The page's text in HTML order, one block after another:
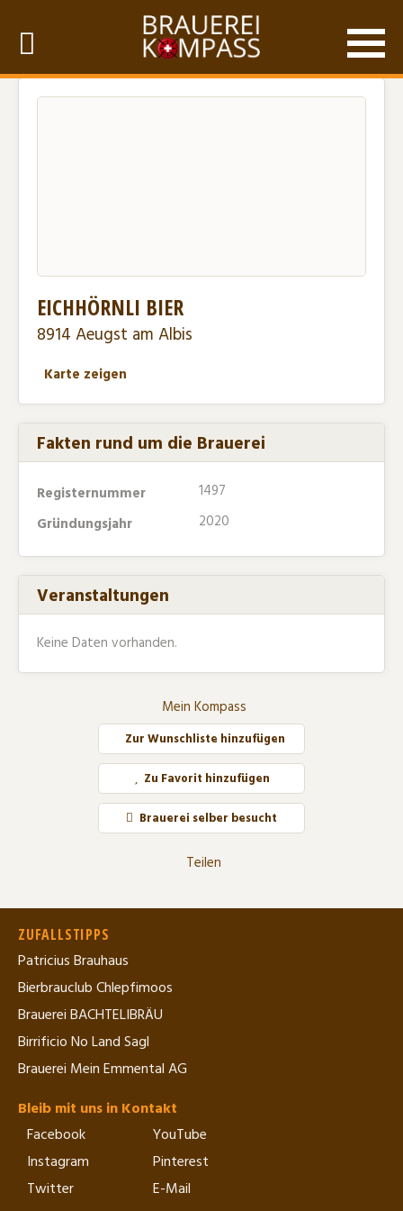
EICHHÖRNLI BIER
8914 Aeugst am Albis
Karte zeigen
Fakten rund um die Brauerei
Registernummer
1497
Gründungsjahr
2020
Veranstaltungen
Keine Daten vorhanden.
Mein Kompass
Brauerei selber besucht
Zu Favorit hinzufügen
Zur Wunschliste hinzufügen
Teilen
ZUFALLSTIPPS
Patricius Brauhaus
Bierbrauclub Chlepfimoos
Brauerei BACHTELIBRÄU
Birrificio No Land Sagl
Brauerei Mein Emmental AG
Bleib mit uns in Kontakt
Facebook
Instagram
Twitter
YouTube
Pinterest
E-Mail